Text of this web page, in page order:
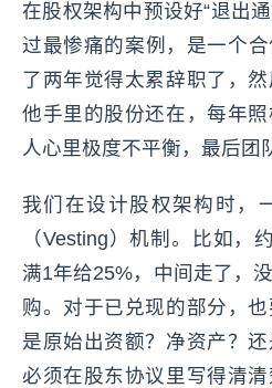
在股权架构中预设好“退出
过最惨痛的案例，是一个
了两年觉得太累辞职了，
他手里的股份还在，每年
人心里极度不平衡，最后团
我们在设计股权架构时，
（Vesting）机制。比如，
满1年给25%，中间走了，
购。对于已兑现的部分，也
是原始出资额？净资产？
必须在股东协议里写得清